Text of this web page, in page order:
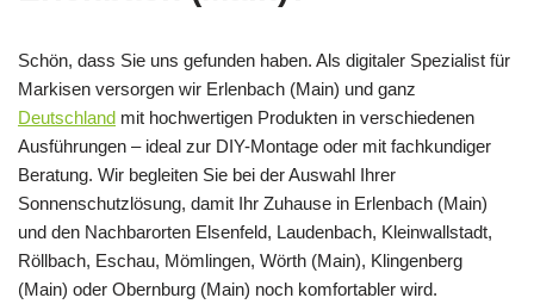
Schön, dass Sie uns gefunden haben. Als digitaler Spezialist für
Markisen versorgen wir Erlenbach (Main) und ganz
Deutschland mit hochwertigen Produkten in verschiedenen
Ausführungen – ideal zur DIY-Montage oder mit fachkundiger
Beratung. Wir begleiten Sie bei der Auswahl Ihrer
Sonnenschutzlösung, damit Ihr Zuhause in Erlenbach (Main)
und den Nachbarorten Elsenfeld, Laudenbach, Kleinwallstadt,
Röllbach, Eschau, Mömlingen, Wörth (Main), Klingenberg
(Main) oder Obernburg (Main) noch komfortabler wird.